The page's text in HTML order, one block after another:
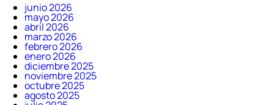
junio 2026
mayo 2026
abril 2026
marzo 2026
febrero 2026
enero 2026
diciembre 2025
noviembre 2025
octubre 2025
agosto 2025